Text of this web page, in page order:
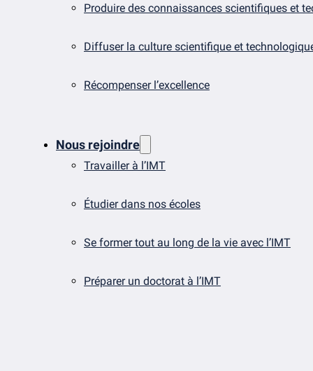
Produire des connaissances scientifiques et
Diffuser la culture scientifique et
Récompenser l’excellence
Nous rejoindre
Travailler à l’IMT
Étudier dans nos écoles
Se former tout au long de la vie avec l’IMT
Préparer un doctorat à l’IMT